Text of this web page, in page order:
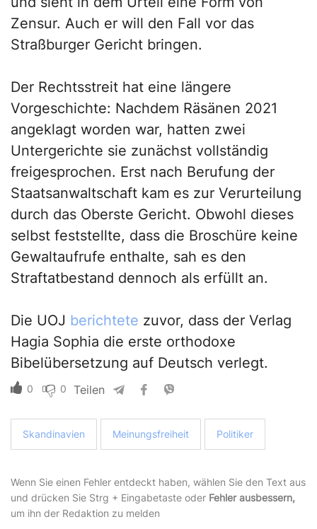
Zensur. Auch er will den Fall vor das
Straßburger Gericht bringen.
Der Rechtsstreit hat eine längere
Vorgeschichte: Nachdem Räsänen 2021
angeklagt worden war, hatten zwei
Untergerichte sie zunächst vollständig
freigesprochen. Erst nach Berufung der
Staatsanwaltschaft kam es zur Verurteilung
durch das Oberste Gericht. Obwohl dieses
selbst feststellte, dass die Broschüre keine
Gewaltaufrufe enthalte, sah es den
Straftatbestand dennoch als erfüllt an.
Die UOJ berichtete zuvor, dass der Verlag
Hagia Sophia die erste orthodoxe
Bibelübersetzung auf Deutsch verlegt.
0 0 Teilen
Skandinavien Meinungsfreiheit Politiker
Wenn Sie einen Fehler entdeckt haben, wählen Sie den Text aus
und drücken Sie Strg + Eingabetaste oder Fehler ausbessern,
um ihn der Redaktion zu melden